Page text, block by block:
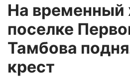
На временный
поселке
Тамбова
крест